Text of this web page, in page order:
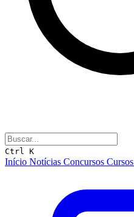
Ctrl K
Início Notícias Concursos Cursos